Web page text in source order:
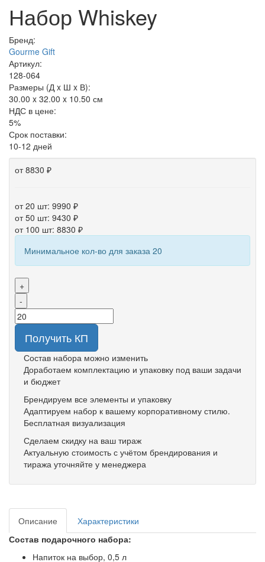
Набор Whiskey
Бренд:
Gourme Gift
Артикул:
128-064
Размеры (Д x Ш x В):
30.00 x 32.00 x 10.50 см
НДС в цене:
5%
Срок поставки:
10-12 дней
от 8830 ₽
от 20 шт: 9990 ₽
от 50 шт: 9430 ₽
от 100 шт: 8830 ₽
Минимальное кол-во для заказа 20
+
-
Получить КП
Состав набора можно изменить
Доработаем комплектацию и упаковку под ваши задачи
и бюджет
Брендируем все элементы и упаковку
Адаптируем набор к вашему корпоративному стилю.
Бесплатная визуализация
Сделаем скидку на ваш тираж
Актуальную стоимость с учётом брендирования и
тиража уточняйте у менеджера
Описание
Характеристики
Состав подарочного набора:
Напиток на выбор, 0,5 л